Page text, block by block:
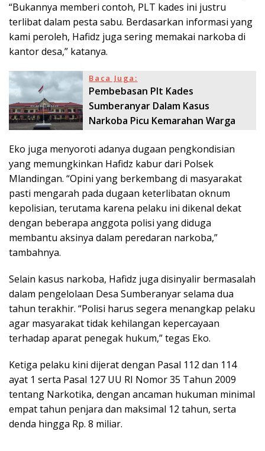
“Bukannya memberi contoh, PLT kades ini justru
terlibat dalam pesta sabu. Berdasarkan informasi yang
kami peroleh, Hafidz juga sering memakai narkoba di
kantor desa,” katanya.
Baca Juga:
Pembebasan Plt Kades
Sumberanyar Dalam Kasus
Narkoba Picu Kemarahan Warga
Eko juga menyoroti adanya dugaan pengkondisian
yang memungkinkan Hafidz kabur dari Polsek
Mlandingan. “Opini yang berkembang di masyarakat
pasti mengarah pada dugaan keterlibatan oknum
kepolisian, terutama karena pelaku ini dikenal dekat
dengan beberapa anggota polisi yang diduga
membantu aksinya dalam peredaran narkoba,”
tambahnya.
Selain kasus narkoba, Hafidz juga disinyalir bermasalah
dalam pengelolaan Desa Sumberanyar selama dua
tahun terakhir. “Polisi harus segera menangkap pelaku
agar masyarakat tidak kehilangan kepercayaan
terhadap aparat penegak hukum,” tegas Eko.
Ketiga pelaku kini dijerat dengan Pasal 112 dan 114
ayat 1 serta Pasal 127 UU RI Nomor 35 Tahun 2009
tentang Narkotika, dengan ancaman hukuman minimal
empat tahun penjara dan maksimal 12 tahun, serta
denda hingga Rp. 8 miliar.